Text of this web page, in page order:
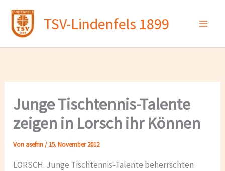
Zum
Inhalt
springen
TSV-Lindenfels 1899
Junge Tischtennis-Talente
zeigen in Lorsch ihr Können
Von asefrin/ 15. November 2012
LORSCH. Junge Tischtennis-Talente beherrschten